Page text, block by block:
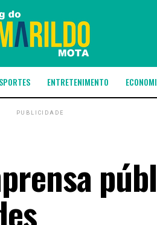
ENTRETENIMENTO
PUBLICIDADE